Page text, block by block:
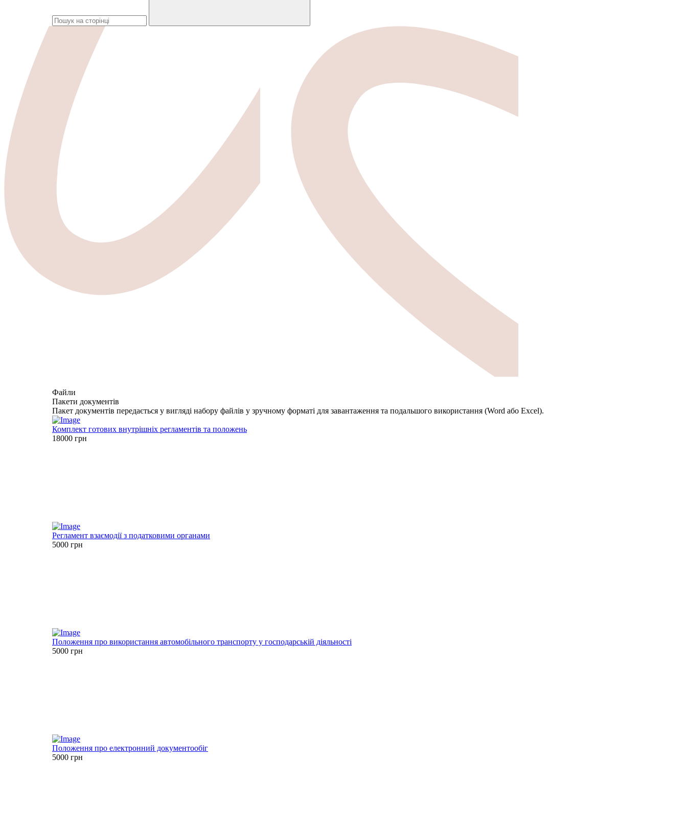
Файли
Пакети документів
Пакет документів передається у вигляді набору файлів у зручному форматі для завантаження та подальшого використання (Word або Excel).
Комплект готових внутрішніх регламентів та положень
18000 грн
Регламент взаємодії з податковими органами
5000 грн
Положення про використання автомобільного транспорту у господарській діяльності
5000 грн
Положення про електронний документообіг
5000 грн